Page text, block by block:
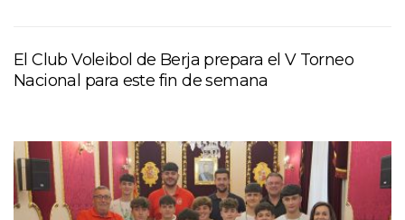
El Club Voleibol de Berja prepara el V Torneo
Nacional para este fin de semana